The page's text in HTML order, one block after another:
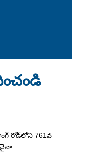
రోడ్‌లోని 761వ
చైనా